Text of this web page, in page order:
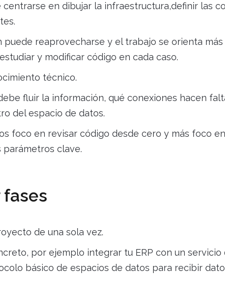
en dibujar la infraestructura,definir las
reaprovecharse y el trabajo se orienta más
y modificar código en cada caso.
técnico.
fluir la información, qué conexiones hacen
del espacio de datos.
foco en revisar código desde cero y más foco
parámetros clave.
fases
de una sola vez.
por ejemplo integrar tu ERP con un servicio
básico de espacios de datos para recibir